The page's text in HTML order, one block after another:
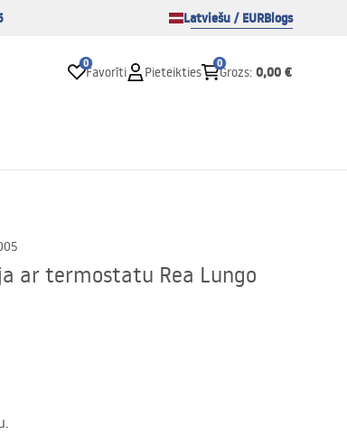
Latviešu / EURBlogs
0
Favorīti Pieteikties
0
Grozs: 0,00 €
ar termostatu Rea Lungo